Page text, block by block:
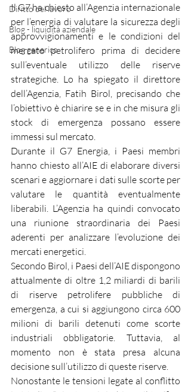
Diritto del lavoro
Blog - liquidità aziendale
Blog generico
Il G7 ha chiesto all’Agenzia internazionale
per l’energia di valutare la sicurezza degli
approvvigionamenti e le condizioni del
mercato petrolifero prima di decidere
sull’eventuale utilizzo delle riserve
strategiche. Lo ha spiegato il direttore
dell’Agenzia, Fatih Birol, precisando che
l’obiettivo è chiarire se e in che misura gli
stock di emergenza possano essere
immessi sul mercato.
Durante il G7 Energia, i Paesi membri
hanno chiesto all’AIE di elaborare diversi
scenari e aggiornare i dati sulle scorte per
valutare le quantità eventualmente
liberabili. L’Agenzia ha quindi convocato
una riunione straordinaria dei Paesi
aderenti per analizzare l’evoluzione dei
mercati energetici.
Secondo Birol, i Paesi dell’AIE dispongono
attualmente di oltre 1,2 miliardi di barili
di riserve petrolifere pubbliche di
emergenza, a cui si aggiungono circa 600
milioni di barili detenuti come scorte
industriali obbligatorie. Tuttavia, al
momento non è stata presa alcuna
decisione sull’utilizzo di queste riserve.
Nonostante le tensioni legate al conflitto